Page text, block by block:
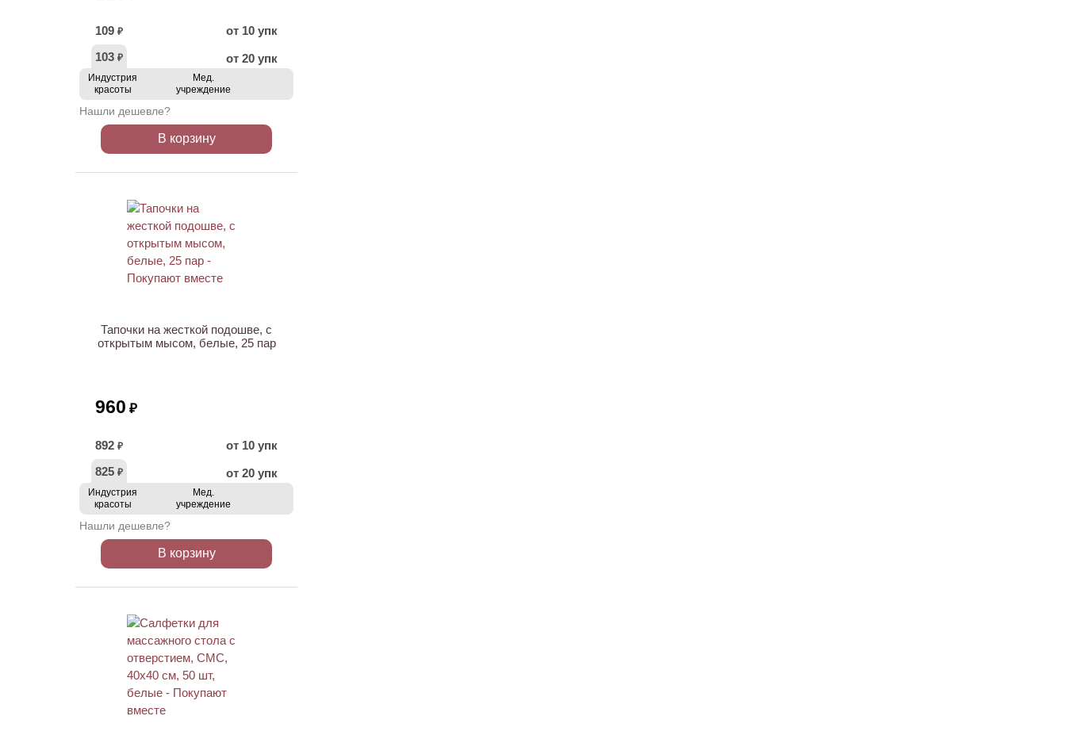
109 ₽
от 10 упк
103 ₽ от 20 упк
Индустрия
красоты
Мед.
учреждение
Нашли дешевле?
В корзину
Тапочки на жесткой подошве, с
открытым мысом, белые, 25 пар
960 ₽
892 ₽
от 10 упк
825 ₽ от 20 упк
Индустрия
красоты
Мед.
учреждение
Нашли дешевле?
В корзину